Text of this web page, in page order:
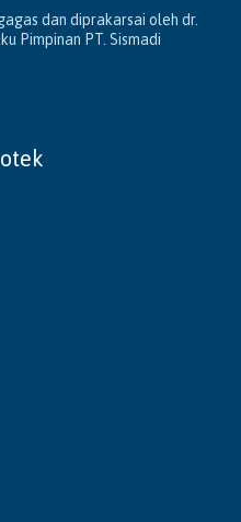
dan diprakarsai oleh dr.
Pimpinan PT. Sismadi